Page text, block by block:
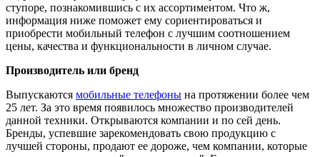
ступоре, познакомившись с их ассортиментом. Что ж,
информация ниже поможет ему сориентироваться и
приобрести мобильный телефон с лучшим соотношением
цены, качества и функциональности в личном случае.
Производитель или бренд
Выпускаются мобильные телефоны на протяжении более чем
25 лет. За это время появилось множество производителей
данной техники. Открываются компании и по сей день.
Бренды, успевшие зарекомендовать свою продукцию с
лучшей стороны, продают ее дороже, чем компании, которые